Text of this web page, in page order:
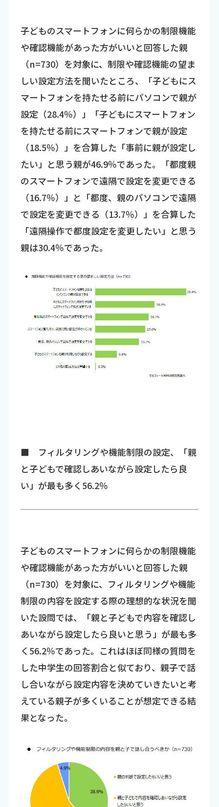
子どものスマートフォンに何らかの制限機能
や確認機能があった方がいいと回答した親
（n=730）を対象に、制限や確認機能の望ま
しい設定方法を聞いたところ、「子どもにス
マートフォンを持たせる前にパソコンで親が
設定（28.4％）」「子どもにスマートフォン
を持たせる前にスマートフォンで親が設定
（18.5％）」を合算した「事前に親が設定し
たい」と思う親が46.9％であった。「都度親
のスマートフォンで遠隔で設定を変更できる
（16.7％）」と「都度、親のパソコンで遠隔
で設定を変更できる（13.7％）」を合算した
「遠隔操作で都度設定を変更したい」と思う
親は30.4％であった。
■ フィルタリングや機能制限の設定、「親
と子どもで確認しあいながら設定したら良
い」が最も多く56.2％
子どものスマートフォンに何らかの制限機能
や確認機能があった方がいいと回答した親
（n=730）を対象に、フィルタリングや機能
制限の内容を設定する際の理想的な状況を聞
いた設問では、「親と子どもで内容を確認し
あいながら設定したら良いと思う」が最も多
く56.2％であった。これはほぼ同様の質問を
した中学生の回答割合と似ており、親子で話
し合いながら設定内容を決めていきたいと考
えている親子が多くいることが想定できる結
果となった。